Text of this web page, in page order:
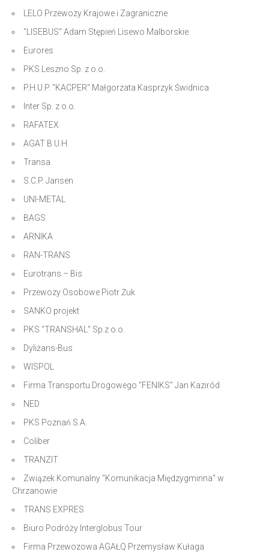
LELO Przewozy Krajowe i Zagraniczne
"LISEBUS" Adam Stępień Lisewo Malborskie
Eurores
PKS Leszno Sp. z o.o.
P.H.U.P. "KACPER" Małgorzata Kasprzyk Świdnica
Inter Sp. z o.o.
RAFATEX
AGAT B.U.H.
Transa
S.C.P. Jansen
UNI-METAL
BAGS
ARNIKA
RAN-TRANS
Eurotrans – Bis
Przewozy Osobowe Piotr Żuk
SANKO projekt
PKS "TRANSHAL" Sp.z o.o.
Dyliżans-Bus
WISPOL
Firma Transportu Drogowego "FENIKS" Jan Kaziród
NED
PKS Poznań S.A.
Coliber
TRANZIT
Związek Komunalny "Komunikacja Międzygminna" w
Chrzanowie
TRANS EXPRES
Biuro Podróży Interglobus Tour
Firma Przewozowa AGAŁQ Przemysław Kułaga